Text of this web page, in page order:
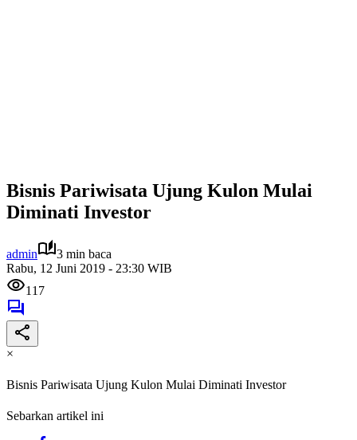
Bisnis Pariwisata Ujung Kulon Mulai
Diminati Investor
admin
3 min baca
Rabu, 12 Juni 2019 - 23:30 WIB
117
×
Bisnis Pariwisata Ujung Kulon Mulai Diminati Investor
Sebarkan artikel ini